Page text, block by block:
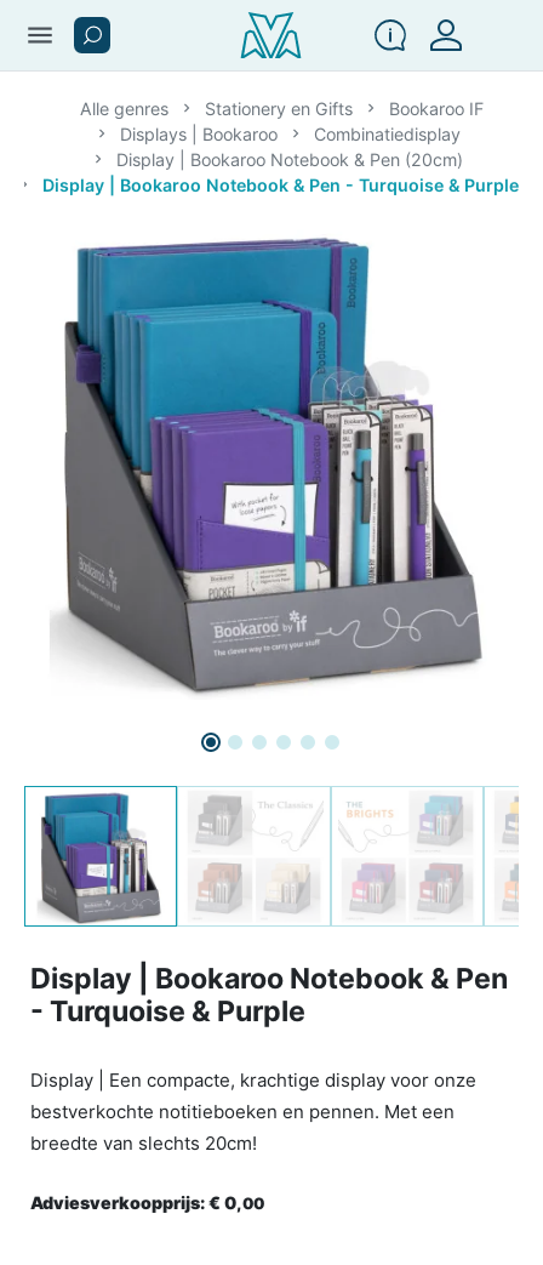
menu
Alle genres Stationery en Gifts
Bookaroo IF
Displays | Bookaroo
Combinatiedisplay
Display | Bookaroo Notebook & Pen (20cm)
Display | Bookaroo Notebook & Pen - Turquoise & Purple
Display | Bookaroo Notebook & Pen
- Turquoise & Purple
Display | Een compacte, krachtige display voor onze
bestverkochte notitieboeken en pennen. Met een
breedte van slechts 20cm!
Adviesverkoopprijs:€ 0,00